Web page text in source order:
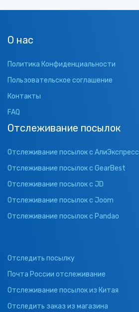
О нас
Политика Конфиденциальности
Пользовательское соглашение
Контакты
FAQ
Отслеживание посылок
Отслеживание посылок с АлиЭкспресс
Отслеживание посылок с GearBest
Отслеживание посылок с JD
Отслеживание посылок с Joom
Отслеживание посылок с Pandao
Отследить посылку
Почта России отслеживание
Отслеживание посылок из Китая
Отследить заказ из магазина